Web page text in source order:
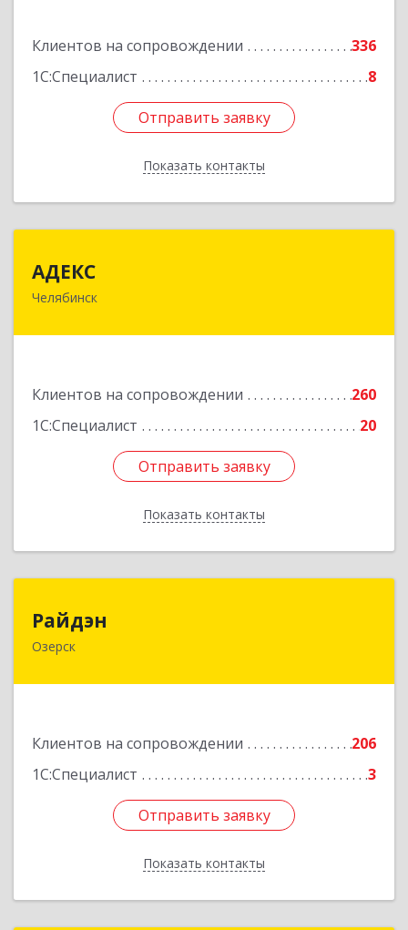
Клиентов на сопровождении
336
1С:Специалист
8
Отправить заявку
Показать контакты
Подробнее
Отправить заявку
Назад
АДЕКС
Челябинск
Клиентов на сопровождении
260
1С:Специалист
20
Отправить заявку
Показать контакты
454080, Челябинская обл, Челябинск г, Смирных
Отправить заявку
Назад
Райдэн
Озерск
Клиентов на сопровождении
206
1С:Специалист
3
Отправить заявку
Показать контакты
456783, Челябинская обл, Озерск г, Ленина пр-
Отправить заявку
Назад